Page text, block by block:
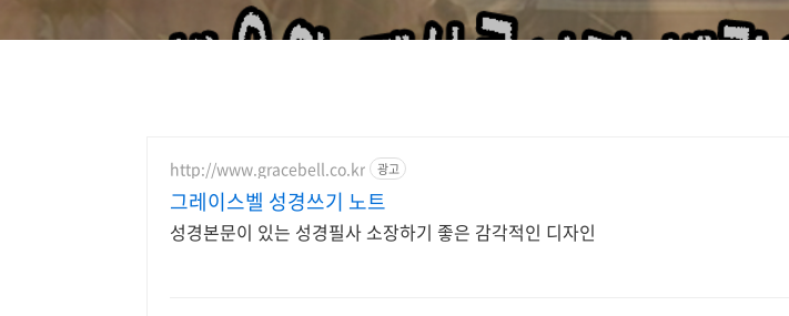
http://www.gracebell.co.kr 광고
그레이스벨 성경쓰기 노트
성경본문이 있는 성경필사 소장하기 좋은 감각적인 디자인